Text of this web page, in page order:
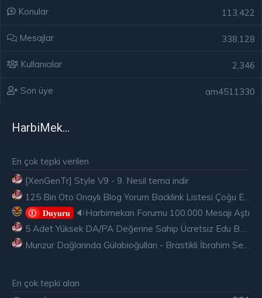
Konular 113,422
Mesajlar 338,128
Kullanıcılar 2,346
Son üye am4511330
HarbiMekân
En çok tepki verilen
[XenGenTr] Style V9 - 9. Nesil tema indir
𝐃𝐮𝐲𝐮𝐫𝐮
🔉Harbimekan Forumu 100.000 Mesajı Aştı
5 Adet Yüksek DA/PA Değerine Sahip Ücretsiz Edu Backlink
En çok tepki alan